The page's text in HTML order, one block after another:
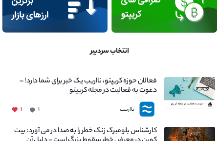
انتخاب سردبیر
فعالان حوزه کریپتو، نااریب یک خبر برای شما دارد! –
دعوت به فعالیت در مجله کریپتو
نااریب ۱ ۱
کارشناس بلومبرگ زنگ خطر را به صدا در می آورد: بیت